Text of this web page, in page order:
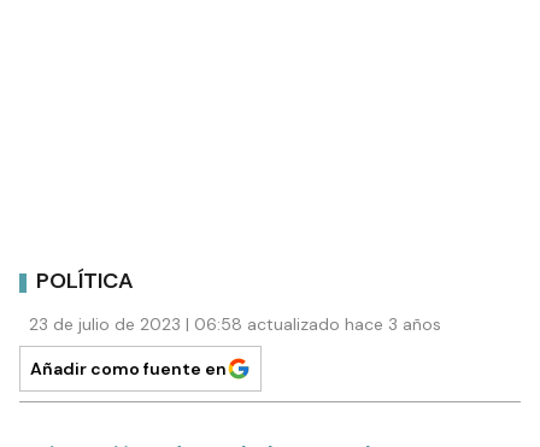
POLÍTICA
23 de julio de 2023 | 06:58 actualizado hace 3 años
Añadir como fuente en